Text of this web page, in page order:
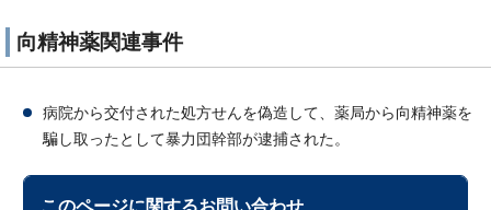
向精神薬関連事件
病院から交付された処方せんを偽造して、薬局から向精神薬を
騙し取ったとして暴力団幹部が逮捕された。